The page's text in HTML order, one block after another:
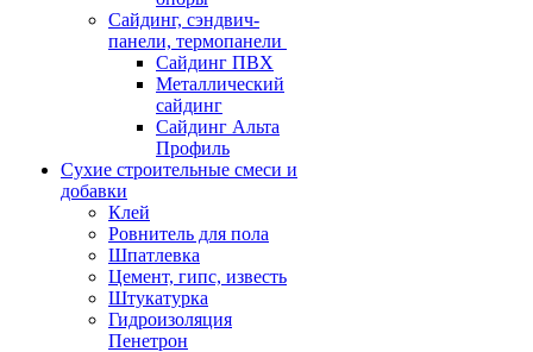
Cайдинг, сэндвич-
панели, термопанели
Сайдинг ПВХ
Металлический
сайдинг
Сайдинг Альта
Профиль
Сухие строительные смеси и
добавки
Клей
Ровнитель для пола
Шпатлевка
Цемент, гипс, известь
Штукатурка
Гидроизоляция
Пенетрон